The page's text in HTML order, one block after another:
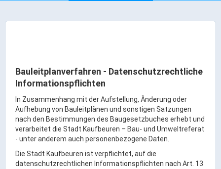
Rathaus Digital
Bauflächen & Förderung
Öffnungszeiten / Terminvereinbarung
Kontakt
Wetter & Unwetter
Internet Portale
Kaufbeuren Maps
Bauleitplanverfahren - Datenschutzrechtliche
Informationspflichten
In Zusammenhang mit der Aufstellung, Änderung oder
Aufhebung von Bauleitplänen und sonstigen Satzungen
nach den Bestimmungen des Baugesetzbuches erhebt und
verarbeitet die Stadt Kaufbeuren – Bau- und Umweltreferat
- unter anderem auch personenbezogene Daten.
Die Stadt Kaufbeuren ist verpflichtet, auf die
datenschutzrechtlichen Informationspflichten nach Art. 13